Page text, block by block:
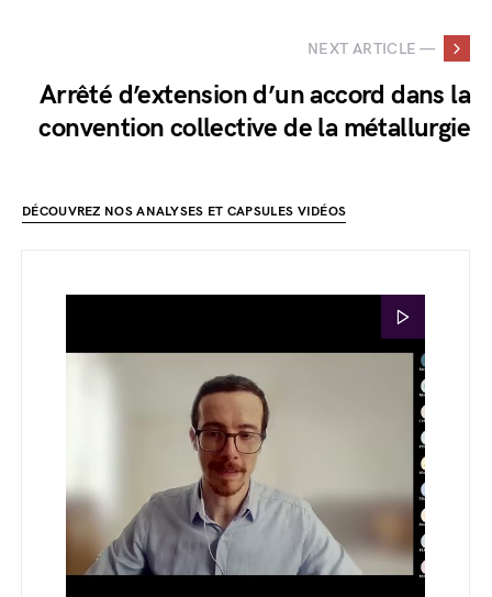
NEXT ARTICLE —
Arrêté d’extension d’un accord dans la
convention collective de la métallurgie
DÉCOUVREZ NOS ANALYSES ET CAPSULES VIDÉOS